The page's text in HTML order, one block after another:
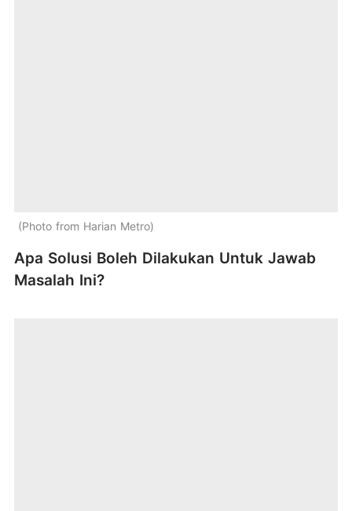
Photo from Harian Metro
Apa Solusi Boleh Dilakukan Untuk Jawab
Masalah Ini?